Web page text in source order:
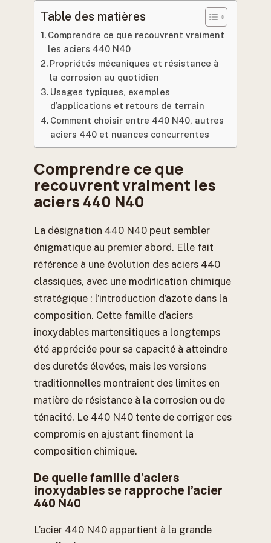
Table des matières
Comprendre ce que recouvrent vraiment
les aciers 440 N40
Propriétés mécaniques et résistance à
la corrosion au quotidien
Usages typiques, exemples
d’applications et retours de terrain
Comment choisir entre 440 N40, autres
aciers 440 et nuances concurrentes
Comprendre ce que
recouvrent vraiment les
aciers 440 N40
La désignation 440 N40 peut sembler
énigmatique au premier abord. Elle fait
référence à une évolution des aciers 440
classiques, avec une modification chimique
stratégique : l’introduction d’azote dans la
composition. Cette famille d’aciers
inoxydables martensitiques a longtemps
été appréciée pour sa capacité à atteindre
des duretés élevées, mais les versions
traditionnelles montraient des limites en
matière de résistance à la corrosion ou de
ténacité. Le 440 N40 tente de corriger ces
compromis en ajustant finement la
composition chimique.
De quelle famille d’aciers
inoxydables se rapproche l’acier
440 N40
L’acier 440 N40 appartient à la grande